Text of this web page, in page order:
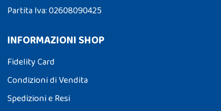
Partita Iva: 02608090425
INFORMAZIONI SHOP
Fidelity Card
Condizioni di Vendita
Spedizioni e Resi